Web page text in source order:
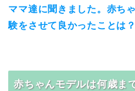
ママ達に聞きました。赤ち
験をさせて良かったことは？
赤ちゃんモデルは何歳ま